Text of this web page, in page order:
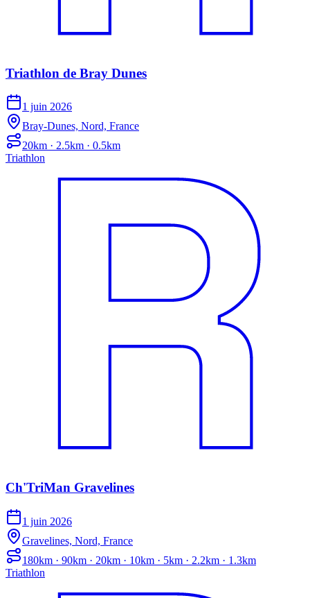
Triathlon de Bray Dunes
1 juin 2026
Bray-Dunes, Nord, France
20km · 2.5km · 0.5km
Triathlon
Ch'TriMan Gravelines
1 juin 2026
Gravelines, Nord, France
180km · 90km · 20km · 10km · 5km · 2.2km · 1.3km
Triathlon